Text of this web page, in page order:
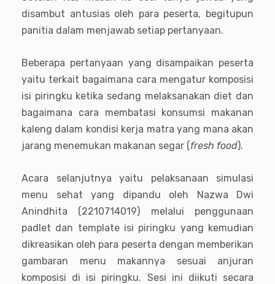
disambut antusias oleh para peserta, begitupun
panitia dalam menjawab setiap pertanyaan.
Beberapa pertanyaan yang disampaikan peserta
yaitu terkait bagaimana cara mengatur komposisi
isi piringku ketika sedang melaksanakan diet dan
bagaimana cara membatasi konsumsi makanan
kaleng dalam kondisi kerja matra yang mana akan
jarang menemukan makanan segar (fresh food).
Acara selanjutnya yaitu pelaksanaan simulasi
menu sehat yang dipandu oleh Nazwa Dwi
Anindhita (2210714019) melalui penggunaan
padlet dan template isi piringku yang kemudian
dikreasikan oleh para peserta dengan memberikan
gambaran menu makannya sesuai anjuran
komposisi di isi piringku. Sesi ini diikuti secara